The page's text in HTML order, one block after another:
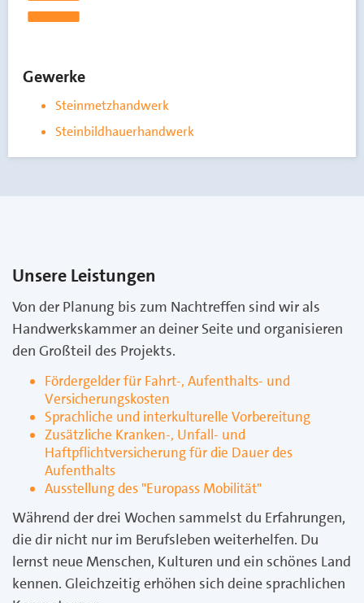
Gewerke
Steinmetzhandwerk
Steinbildhauerhandwerk
Unsere Leistungen
Von der Planung bis zum Nachtreffen sind wir als
Handwerkskammer an deiner Seite und organisieren
den Großteil des Projekts.
Fördergelder für Fahrt-, Aufenthalts- und
Versicherungskosten
Sprachliche und interkulturelle Vorbereitung
Zusätzliche Kranken-, Unfall- und
Haftpflichtversicherung für die Dauer des
Aufenthalts
Ausstellung des "Europass Mobilität"
Während der drei Wochen sammelst du Erfahrungen,
die dir nicht nur im Berufsleben weiterhelfen. Du
lernst neue Menschen, Kulturen und ein schönes Land
kennen. Gleichzeitig erhöhen sich deine sprachlichen